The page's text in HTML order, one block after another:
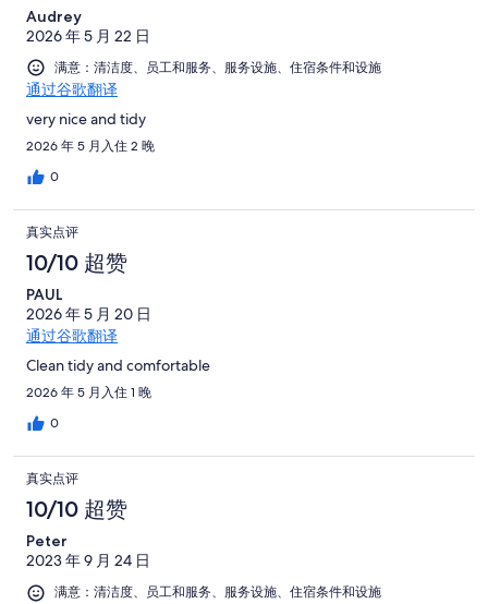
Audrey
2026 年 5 月 22 日
满意：清洁度、员工和服务、服务设施、住宿条件和设施
通过谷歌翻译
very nice and tidy
2026 年 5 月入住 2 晚
0
真实点评
10/10 超赞
PAUL
2026 年 5 月 20 日
通过谷歌翻译
Clean tidy and comfortable
2026 年 5 月入住 1 晚
0
真实点评
10/10 超赞
Peter
2023 年 9 月 24 日
满意：清洁度、员工和服务、服务设施、住宿条件和设施